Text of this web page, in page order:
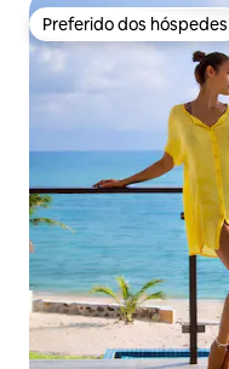
Preferido dos hóspedes
Preferido dos hóspedes